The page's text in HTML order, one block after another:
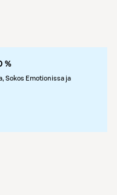
%
Sokos Emotionissa ja